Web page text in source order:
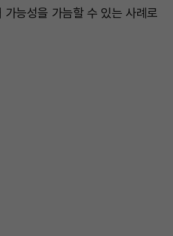
능성을 가늠할 수 있는 사례로